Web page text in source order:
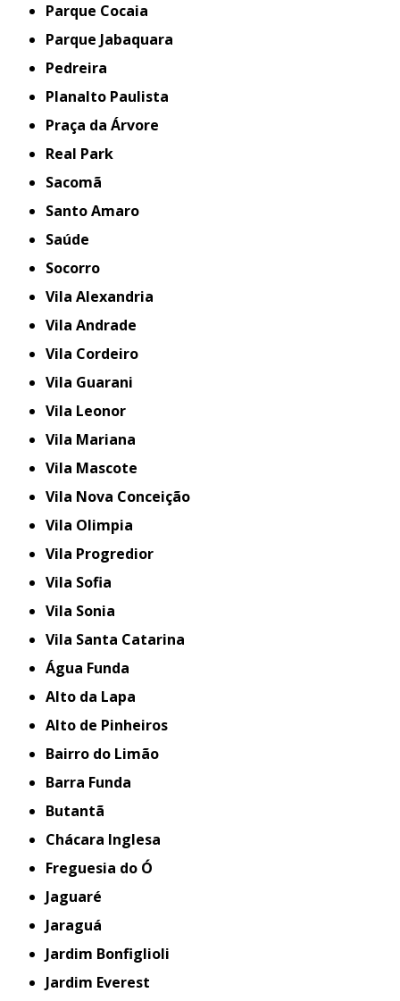
Parque Cocaia
Parque Jabaquara
Pedreira
Planalto Paulista
Praça da Árvore
Real Park
Sacomã
Santo Amaro
Saúde
Socorro
Vila Alexandria
Vila Andrade
Vila Cordeiro
Vila Guarani
Vila Leonor
Vila Mariana
Vila Mascote
Vila Nova Conceição
Vila Olimpia
Vila Progredior
Vila Sofia
Vila Sonia
Vila Santa Catarina
Água Funda
Alto da Lapa
Alto de Pinheiros
Bairro do Limão
Barra Funda
Butantã
Chácara Inglesa
Freguesia do Ó
Jaguaré
Jaraguá
Jardim Bonfiglioli
Jardim Everest